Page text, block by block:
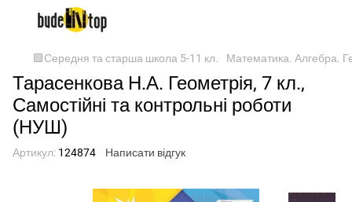
🟩Середня та старша школа 5-11 кл. Математика. Алгебра.
Тарасенкова Н.А. Геометрія, 7 кл.,
Самостійні та контрольні роботи
(НУШ)
Артикул: 124874 Написати відгук